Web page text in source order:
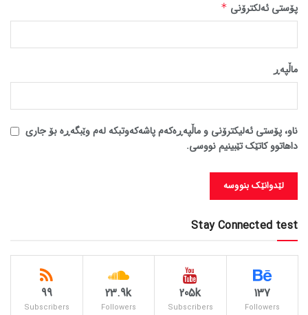
پۆستی ئەلکترۆنی *
ماڵپه‌ڕ
ناو، پۆستی ئەلیکترۆنی و ماڵپەڕەکەم پاشەکەوتبکە لەم وێبگەڕە بۆ جاری
داهاتوو کاتێک تێبینیم نووسی.
Stay Connected test
137
Followers
205k
Subscribers
23.9k
Followers
99
Subscribers